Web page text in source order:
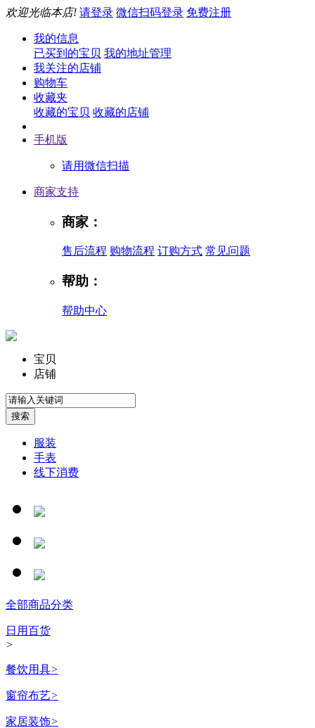
欢迎光临本店! 请登录 微信扫码登录 免费注册
我的信息
已买到的宝贝 我的地址管理
我关注的店铺
购物车
收藏夹
收藏的宝贝 收藏的店铺
手机版
请用微信扫描
商家支持
商家：
售后流程 购物流程 订购方式 常见问题
帮助：
帮助中心
宝贝
店铺
服装
手表
线下消费
全部商品分类
日用百货
>
餐饮用具>
窗帘布艺>
家居装饰>